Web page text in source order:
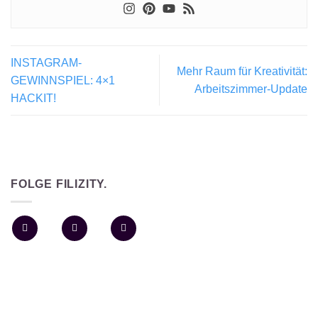
INSTAGRAM-
GEWINNSPIEL: 4×1
HACKIT!
Mehr Raum für Kreativität:
Arbeitszimmer-Update
FOLGE FILIZITY.